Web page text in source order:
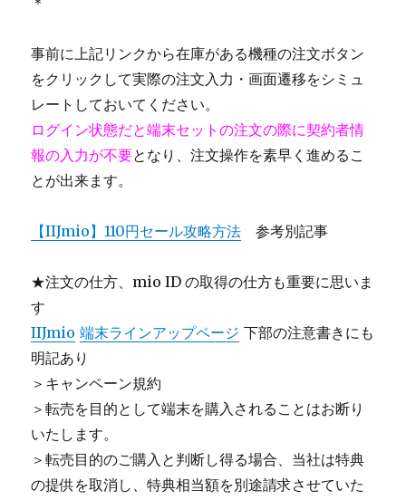
事前に上記リンクから在庫がある機種の注文ボタン
をクリックして実際の注文入力・画面遷移をシミュ
レートしておいてください。
ログイン状態だと端末セットの注文の際に契約者情
報の入力が不要となり、注文操作を素早く進めるこ
とが出来ます。
【IIJmio】110円セール攻略方法 参考別記事
★注文の仕方、mio ID の取得の仕方も重要に思いま
す
IIJmio 端末ラインアップページ 下部の注意書きにも
明記あり
＞キャンペーン規約
＞転売を目的として端末を購入されることはお断り
いたします。
＞転売目的のご購入と判断し得る場合、当社は特典
の提供を取消し、特典相当額を別途請求させていた